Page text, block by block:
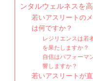
ンタルウェルネスを
若いアスリートの
は何ですか？
レジリエンスは若
を果たしますか？
自信はパフォーマ
響しますか？
若いアスリートが